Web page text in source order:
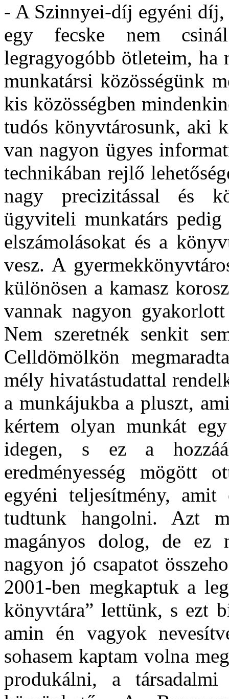
- A Szinnyei-díj egyéni
egy fecske nem
legragyogóbb ötleteim, ha
munkatársi közösségünk
kis közösségben
tudós könyvtárosunk, aki
van nagyon ügyes
technikában rejlő
nagy precizitással és
ügyviteli munkatárs
elszámolásokat és a
vesz. A
különösen a kamasz
vannak nagyon
Nem szeretnék senkit
Celldömölkön
mély hivatástudattal
a munkájukba a pluszt,
kértem olyan munkát
idegen, s ez a
eredményesség mögött
egyéni teljesítmény, amit
tudtunk hangolni. Azt
magányos dolog, de ez
nagyon jó csapatot
2001-ben megkaptuk a
könyvtára” lettünk, s ezt
amin én vagyok
sohasem kaptam volna
produkálni, a